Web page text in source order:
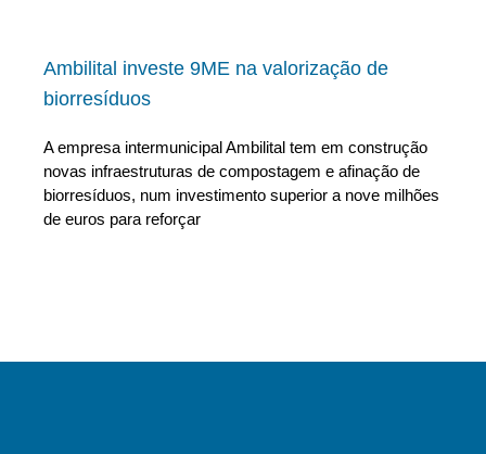
Ambilital investe 9ME na valorização de
biorresíduos
A empresa intermunicipal Ambilital tem em construção
novas infraestruturas de compostagem e afinação de
biorresíduos, num investimento superior a nove milhões
de euros para reforçar